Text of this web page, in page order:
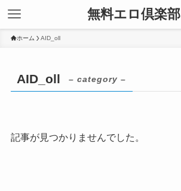
無料エロ倶楽部
ホーム AID_oll
AID_oll – category –
記事が見つかりませんでした。